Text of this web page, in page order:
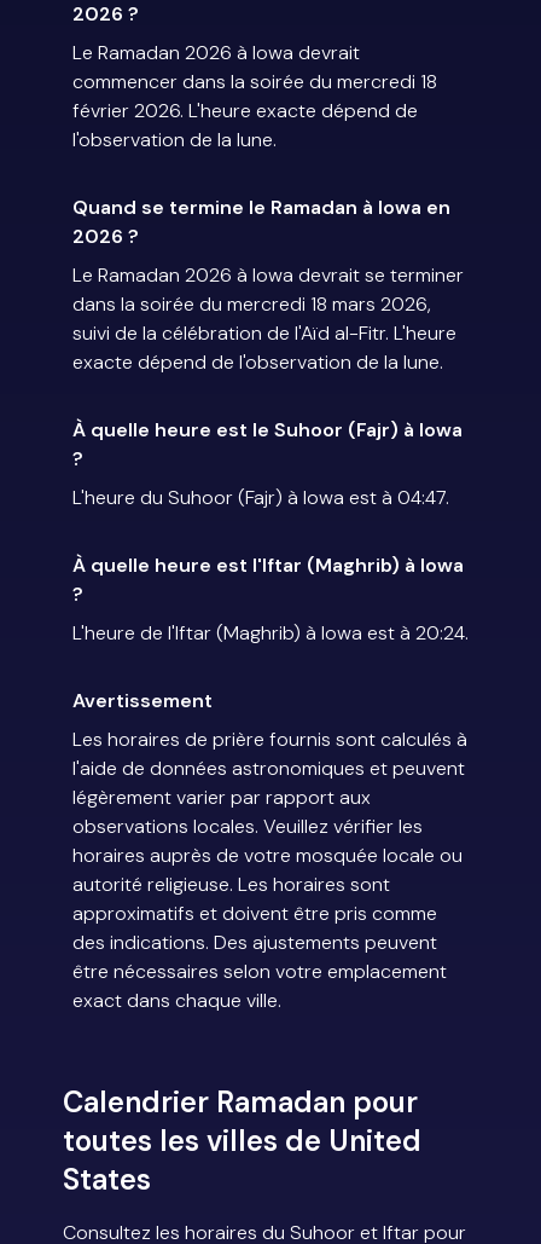
2026 ?
Le Ramadan 2026 à Iowa devrait
commencer dans la soirée du mercredi 18
février 2026. L'heure exacte dépend de
l'observation de la lune.
Quand se termine le Ramadan à Iowa en
2026 ?
Le Ramadan 2026 à Iowa devrait se terminer
dans la soirée du mercredi 18 mars 2026,
suivi de la célébration de l'Aïd al-Fitr. L'heure
exacte dépend de l'observation de la lune.
À quelle heure est le Suhoor (Fajr) à Iowa
?
L'heure du Suhoor (Fajr) à Iowa est à 04:47.
À quelle heure est l'Iftar (Maghrib) à Iowa
?
L'heure de l'Iftar (Maghrib) à Iowa est à 20:24.
Avertissement
Les horaires de prière fournis sont calculés à
l'aide de données astronomiques et peuvent
légèrement varier par rapport aux
observations locales. Veuillez vérifier les
horaires auprès de votre mosquée locale ou
autorité religieuse. Les horaires sont
approximatifs et doivent être pris comme
des indications. Des ajustements peuvent
être nécessaires selon votre emplacement
exact dans chaque ville.
Calendrier Ramadan pour
toutes les villes de United
States
Consultez les horaires du Suhoor et Iftar pour